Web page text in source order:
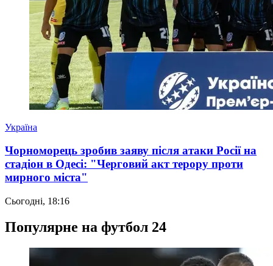
Україна
Чорноморець зробив заяву після атаки Росії на
стадіон в Одесі: "Черговий акт терору проти
мирного міста"
Сьогодні, 18:16
Популярне на футбол 24